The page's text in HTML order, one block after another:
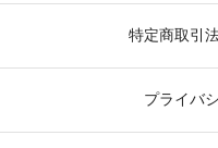
特定商取引
プライバ